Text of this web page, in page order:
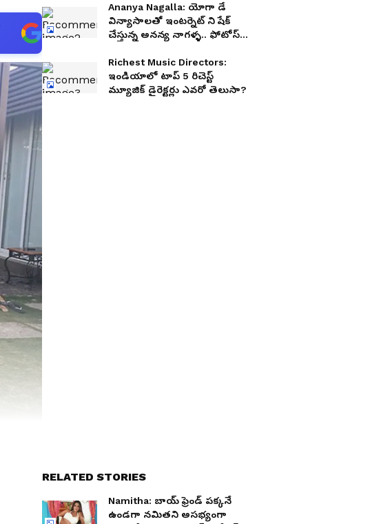
Ananya Nagalla: యోగా డే
విన్యాసాలతో ఇంటర్నెట్ ని షేక్
చేస్తున్న అనన్య నాగళ్ళ.. ఫోటోస్,
Richest Music Directors:
ఇండియాలో టాప్ 5 రిచెస్ట్
మ్యూజిక్ డైరెక్టర్లు ఎవరో తెలుసా?
RELATED STORIES
Namitha: బాయ్ ఫ్రెండ్ పక్కనే
ఉండగా నమితని అసభ్యంగా